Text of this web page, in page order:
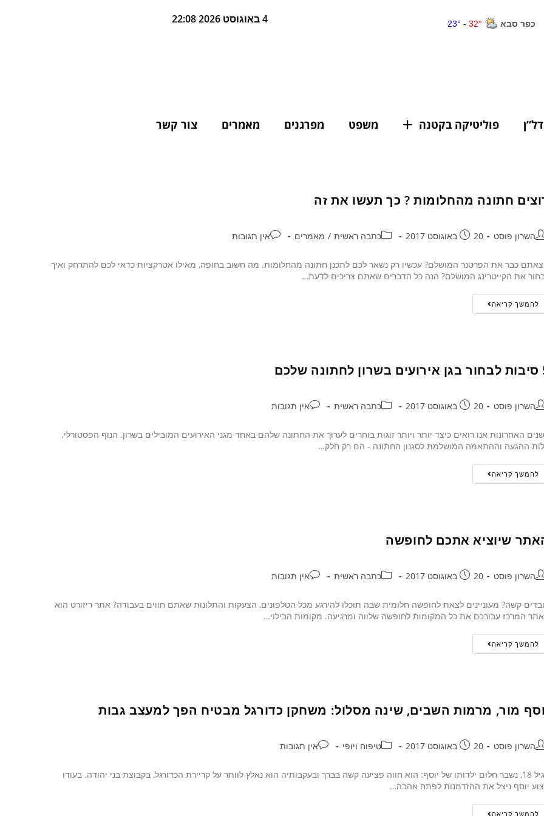
4 באוגוסט 2026 22:08
פוליטיקה בקטנה משפט מפרגנים מאמרים צור קשר
חתונה מהחלומות ? כך תעשו את זה
השרון פוסט 20 באוגוסט 2017 כתבה ראשית / מאמרים אין תגובות
כבר את הפרטנר המושלם? עכשיו רק נשאר לכם לתכנן חתונה מהחלומות. מה חשוב בחופה, מאילו אטרקציות כדאי לכם להתרחק ואיך
את הקייטרינג המושלם? הנה כל הדברים שאתם צריכים לדעת…
להמשך קריאה
שלכם
השרון פוסט 20 באוגוסט 2017 כתבה ראשית אין תגובות
האחרונות אנו רואים כיצד יותר ויותר זוגות בוחרים לערוך את החתונה שלהם באחד מגני האירועים המובילים בשרון. הנוף הפסטורלי,
ההגעה וההתאמה המושלמת לסגנון החתונה - הם רק חלק…
להמשך קריאה
שיוציא אתכם לחופשה
השרון פוסט 20 באוגוסט 2017 כתבה ראשית אין תגובות
קשה? מעוניינים לצאת לחופשה חלומית שבה תוכלו להירגע מכל הטלפונים, הצעקות והתלונות שאתם חווים בעבודה? אתר ריזורט הוא
המרכז עבורכם את כל המקומות לחופשה שלווה ומרגיעה. מקומות הבילוי…
להמשך קריאה
מור, מרמות השבים, שינה מסלול: משחקן כדורגל מבטיח הפך למעצב גבות
השרון פוסט 20 באוגוסט 2017 טיפוח ויופי אין תגובות
בגיל 18, נשבר חלום ילדותו של יוסף: הוא חווה פציעה קשה בברך ובעקבותיה הוא נאלץ לוותר על קריירת הכדורגל, בקבוצת בני יהודה. בעודו
יוסף ניצל את ההזדמנות לפתח אהבה…
להמשך קריאה